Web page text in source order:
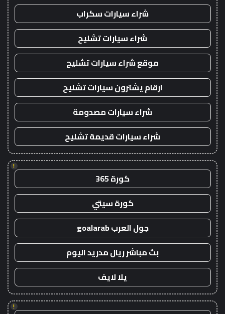
شراء سيارات سكراب
شراء سيارات تشليح
موقع شراء سيارات تشليح
ارقام يشترون سيارات تشليح
شراء سيارات مصدومة
شراء سيارات قديمة تشليح
!
كورة 365
كورة سيتي
جول العرب goalarab
بث مباشر ريال مدريد اليوم
يلا لايف
!